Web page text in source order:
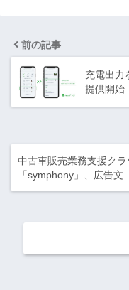
前の記事
充電出力
提供開始
中古車販売業務支援クラ
「symphony」、広告文